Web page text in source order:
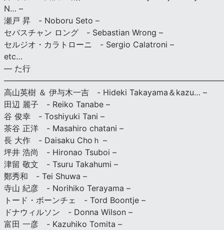
N… –
瀬戸 昇 - Noboru Seto –
セバスチャン ロング - Sebastian Wrong –
セルジオ・カラトローニ - Sergio Calatroni –
etc…
— た行
高山英樹 ＆ 伊与木一吉 - Hideki Takayama＆kazu… –
田辺 麗子 - Reiko Tanabe –
谷 俊幸 - Toshiyuki Tani –
茶谷 正洋 - Masahiro chatani –
長 大作 - Daisaku Choｈ –
坪井 浩尚 - Hironao Tsuboi –
津留 敬文 - Tsuru Takahumi –
鄭秀和 - Tei Shuwa –
寺山 紀彦 - Norihiko Terayama –
トード・ボーンチェ - Tord Boontje –
ドナウィルソン - Donna Wilson –
富田 一彦 - Kazuhiko Tomita –